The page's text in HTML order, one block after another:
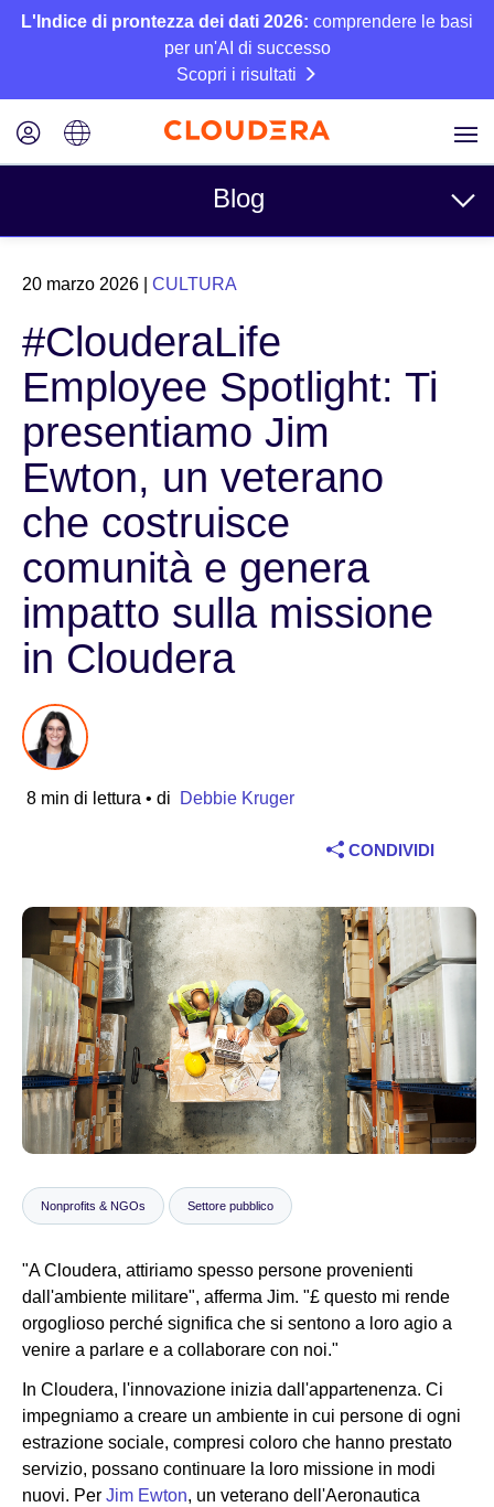
L'Indice di prontezza dei dati 2026: comprendere le basi
per un'AI di successo
Scopri i risultati
Blog
Argomenti
Azienda
Tecnico
Partner
Cultura
Settore
Servizi finanziari
Manifatturiero
Assicurazioni
Telecomunicazioni
Sanità
Istruzione
Notizie
20 marzo 2026 CULTURA
#ClouderaLife
Employee Spotlight: Ti
presentiamo Jim
Ewton, un veterano
che costruisce
comunità e genera
impatto sulla missione
in Cloudera
8 min di lettura • di Debbie Kruger
CONDIVIDI
Nonprofits & NGOs Settore pubblico
"A Cloudera, attiriamo spesso persone provenienti
dall'ambiente militare", afferma Jim. "£ questo mi rende
orgoglioso perché significa che si sentono a loro agio a
venire a parlare e a collaborare con noi."
In Cloudera, l'innovazione inizia dall'appartenenza. Ci
impegniamo a creare un ambiente in cui persone di ogni
estrazione sociale, compresi coloro che hanno prestato
servizio, possano continuare la loro missione in modi
nuovi. Per Jim Ewton, un veterano dell'Aeronautica